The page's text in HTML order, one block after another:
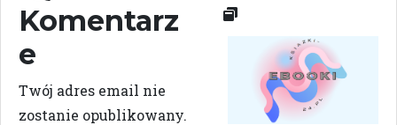
Komentarz
e
Twój adres email nie
zostanie opublikowany.